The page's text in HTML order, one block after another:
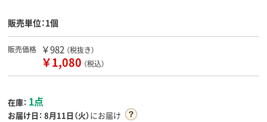
販売単位：1個
販売価格 ￥982 （税抜き）
￥1,080 （税込）
在庫： 1点
お届け日： 8月11日（火）にお届け